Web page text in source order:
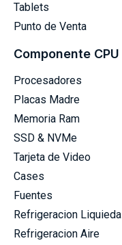
Tablets
Punto de Venta
Componente CPU
Procesadores
Placas Madre
Memoria Ram
SSD & NVMe
Tarjeta de Video
Cases
Fuentes
Refrigeracion Liquieda
Refrigeracion Aire